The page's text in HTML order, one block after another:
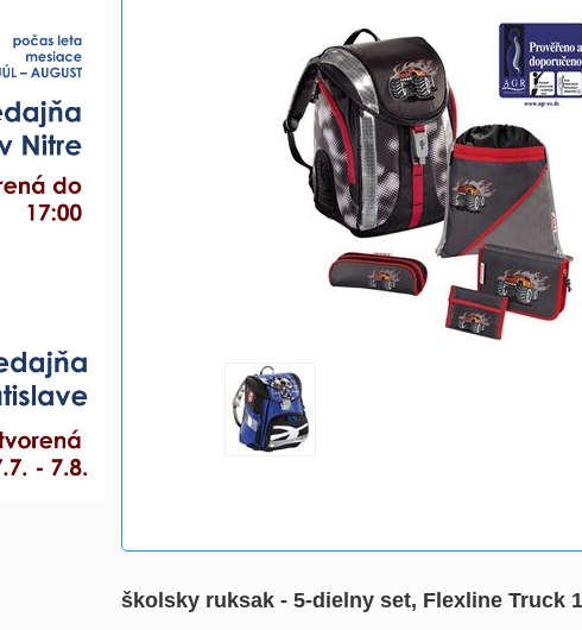
školsky ruksak - 5-dielny set, Flexline Truck